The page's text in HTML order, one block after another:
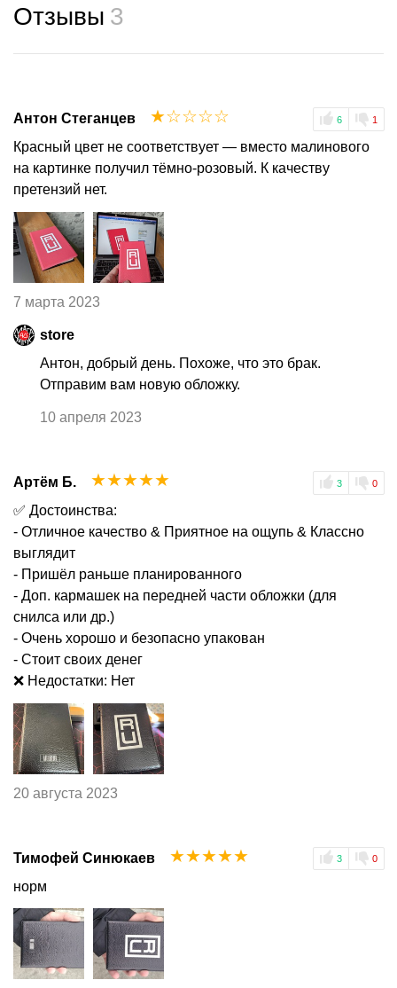
Отзывы 3
Антон Стеганцев 6 1
☆
☆
☆
☆
☆
Красный цвет не соответствует — вместо малинового
на картинке получил тёмно-розовый. К качеству
претензий нет.
7 марта 2023
store
Антон, добрый день. Похоже, что это брак.
Отправим вам новую обложку.
10 апреля 2023
Артём Б. 3 0
☆
☆
☆
☆
☆
✅ Достоинства:
- Отличное качество & Приятное на ощупь & Классно
выглядит
- Пришёл раньше планированного
- Доп. кармашек на передней части обложки (для
снилса или др.)
- Очень хорошо и безопасно упакован
- Стоит своих денег
❌ Недостатки: Нет
20 августа 2023
Тимофей Синюкаев 3 0
☆
☆
☆
☆
☆
норм